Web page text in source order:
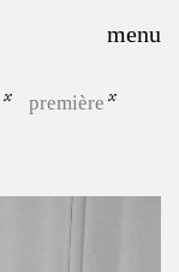
première